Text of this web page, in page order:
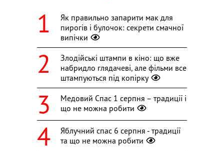
Як правильно запарити мак для
пирогів і булочок: секрети смачної
випічки
Злодійські штампи в кіно: що вже
набридло глядачеві, але фільми все
штампуються під копірку
Медовий Спас 1 серпня – традиції і
що не можна робити
Яблучний спас 6 серпня - традиції
та що не можна робити